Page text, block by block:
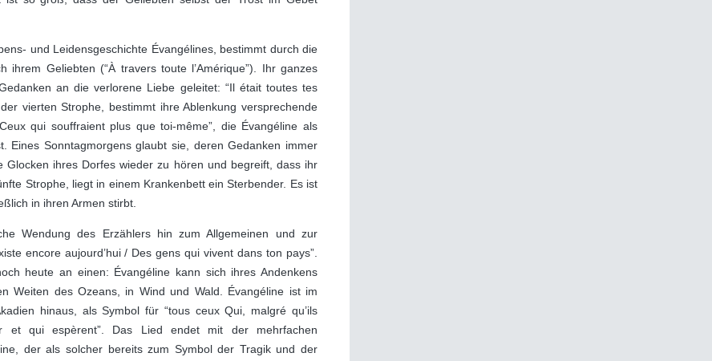
und Leidensgeschichte Évangélines, bestimmt durch die
ihrem Geliebten (“À travers toute l’Amérique”). Ihr ganzes
an die verlorene Liebe geleitet: “Il était toutes tes
vierten Strophe, bestimmt ihre Ablenkung versprechende
qui souffraient plus que toi-même”, die Évangéline als
Eines Sonntagmorgens glaubt sie, deren Gedanken immer
ihres Dorfes wieder zu hören und begreift, dass ihr
Strophe, liegt in einem Krankenbett ein Sterbender. Es ist
in ihren Armen stirbt.
Wendung des Erzählers hin zum Allgemeinen und zur
encore aujourd’hui / Des gens qui vivent dans ton pays”.
heute an einen: Évangéline kann sich ihres Andenkens
Weiten des Ozeans, in Wind und Wald. Évangéline ist im
hinaus, als Symbol für “tous ceux Qui, malgré qu’ils
et qui espèrent”. Das Lied endet mit der mehrfachen
der als solcher bereits zum Symbol der Tragik und der